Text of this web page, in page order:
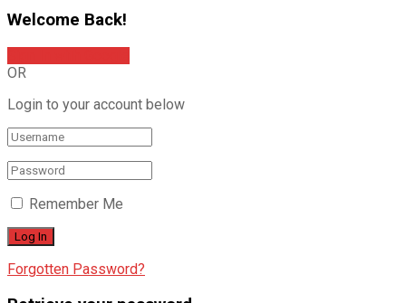
Welcome Back!
OR
Login to your account below
Remember Me
Forgotten Password?